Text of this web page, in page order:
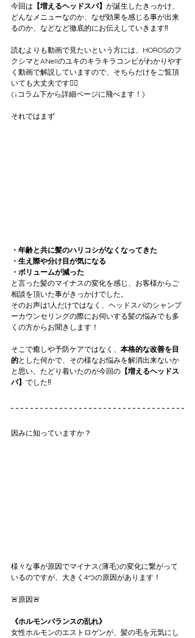
今回は 【増えるヘッドスパ】 が誕生したきっかけ、
どんなメニューなのか、なぜ効果を感じる事が出来
るのか、などなど徹底的にお伝えしていきます‼️
読むよりも動画で見たいという方には、HOROSのフ
クシマとANellのユキのキラキラコンビがわかりやす
く動画で解説していますので、そちらだけをご覧頂
いても大丈夫です🙆‍♀️
(↓コラム下から詳細ページに飛べます！)
それではまず
・年齢と共に髪のハリコシがなくなってきた
・生え際や分け目が気になる
・ボリュームが減った
と言った髪のマイナスの変化を感じ、お客様からご
相談を頂いた事がきっかけでした。
そのお声は1人だけではなく、ヘッドスパのシャンプ
ーカウンセリングの際にお伺いする髪の悩みでも多
くの方からお聞きします！
そこで癒しや予防ケアではなく、 本格的な改善を目
的とした何かで、その様なお悩みを解消出来ないか
と思い、たどり着いたのが今回の 【増えるヘッドス
パ】 でした‼️
因みに知っていますか？
様々な事が原因でマイナス(薄毛)の変化に繋がって
いるのですが、大きく4つの原因があります！
🚨原因🚨
《ホルモンバランスの乱れ》
女性ホルモンのエストロゲンが、髪の毛を元気にし